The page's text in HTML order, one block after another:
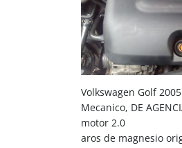
Volkswagen Golf
Mecanico, DE
motor 2.0
aros de magnesio